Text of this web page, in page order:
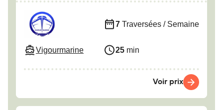
Vigourmarine
7 Traversées / Semaine
25 min
Voir prix